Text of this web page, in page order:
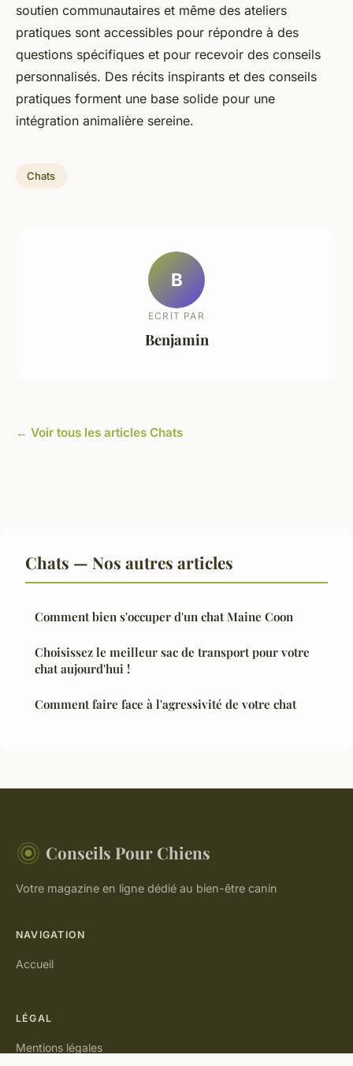
soutien communautaires et même des ateliers
pratiques sont accessibles pour répondre à des
questions spécifiques et pour recevoir des conseils
personnalisés. Des récits inspirants et des conseils
pratiques forment une base solide pour une
intégration animalière sereine.
Chats
B
ECRIT PAR
Benjamin
← Voir tous les articles Chats
Chats — Nos autres articles
Comment bien s'occuper d'un chat Maine Coon
Choisissez le meilleur sac de transport pour votre
chat aujourd'hui !
Comment faire face à l'agressivité de votre chat
Conseils Pour Chiens
Votre magazine en ligne dédié au bien-être canin
NAVIGATION
Accueil
LÉGAL
Mentions légales